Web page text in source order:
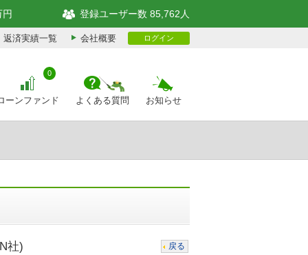
円 登録ユーザー数 85,762人
返済実績一覧 会社概要 ログイン
ーンファンド
0
よくある質問 お知らせ
社) 戻る